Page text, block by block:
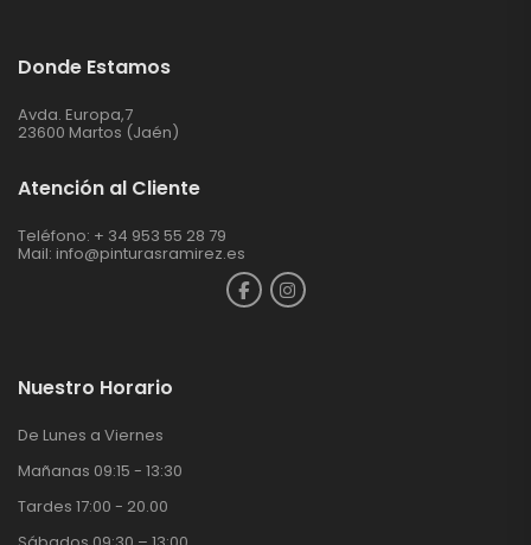
Donde Estamos
Avda. Europa,7
23600 Martos (Jaén)
Atención al Cliente
Teléfono: + 34 953 55 28 79
Mail: info@pinturasramirez.es
Nuestro Horario
De Lunes a Viernes
Mañanas 09:15 - 13:30
Tardes 17:00 - 20.00